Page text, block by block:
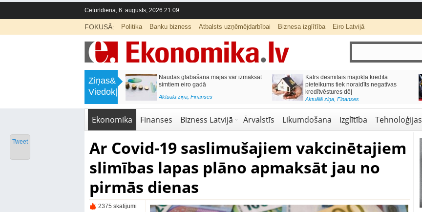
Ceturtdiena, 6. augusts, 2026 21:09
FOKUSĀ: Politika Banku bizness Atbalsts uzņēmējdarbībai Biznesa izglītība Eiro Latvijā
Ziņas&
Viedokļi
Septiņos mēnešos Vivi vilcienos
pārvadāti 12 miljoni pasažieru; jūlijā
Naudas glabāšana mājās var izmaksāt
simtiem eiro gadā
Aktuālā ziņa, Finanses
Katrs desmitais mājokļa kredīta
pieteikums tiek noraidīts negatīvas
kredītvēstures dēļ
Aktuālā ziņa, Finanses
Ekonomika Finanses Bizness Latvijā Ārvalstīs Likumdošana Izglītība Tehnoloģijas
Ar Covid-19 saslimušajiem vakcinētajiem
slimības lapas plāno apmaksāt jau no
pirmās dienas
2375 skatījumi
Tweet